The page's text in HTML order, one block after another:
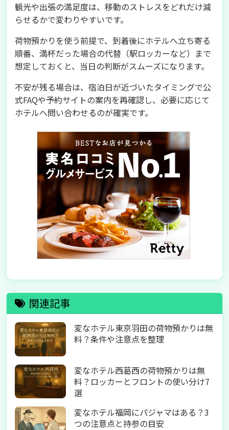
観光や出張の満足度は、移動のストレスをどれだけ減
らせるかで変わりやすいです。
荷物預かりを使う前提で、到着後にホテルへ立ち寄る
順番、満杯だった場合の代替（駅ロッカーなど）まで
想定しておくと、当日の判断がスムーズになります。
不安が残る場合は、宿泊日が近づいたタイミングで公
式FAQや予約サイトの案内を再確認し、必要に応じて
ホテルへ問い合わせるのが確実です。
関連記事
変なホテル東京羽田の荷物預かりは無
料？条件や注意点を整理
変なホテル西葛西の荷物預かりは無
料？ロッカーとフロントの使い分け7
選
変なホテル福岡にパジャマはある？3
つの注意点と持参の目安